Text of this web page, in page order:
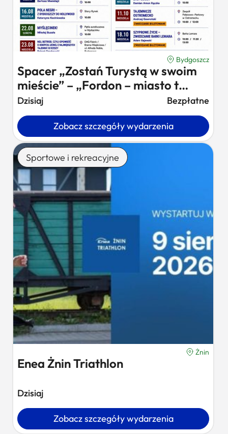
Bydgoszcz
Spacer „Zostań Turystą w swoim
mieście” – „Fordon – miasto t…
Dzisiaj Bezpłatne
Zobacz szczegóły wydarzenia
Sportowe i rekreacyjne
Żnin
Enea Żnin Triathlon
Dzisiaj
Zobacz szczegóły wydarzenia